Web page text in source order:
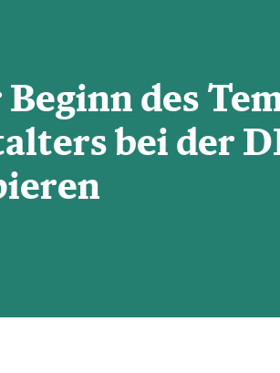
des
bei der